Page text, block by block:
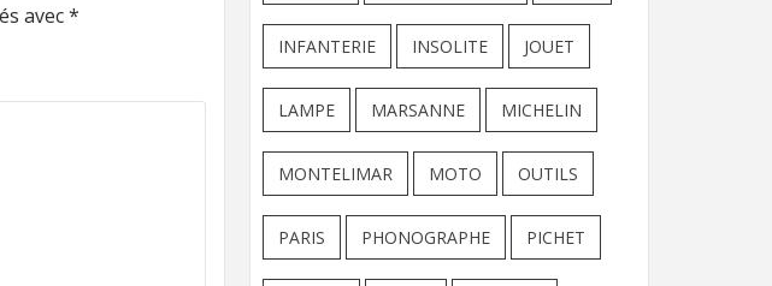
avec*
INFANTERIE INSOLITE JOUET
LAMPE MARSANNE MICHELIN
MONTELIMAR MOTO OUTILS
PARIS PHONOGRAPHE PICHET